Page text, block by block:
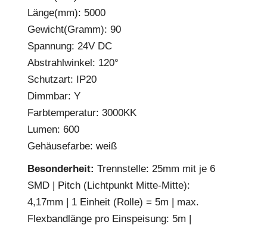
Länge(mm): 5000
Gewicht(Gramm): 90
Spannung: 24V DC
Abstrahlwinkel: 120°
Schutzart: IP20
Dimmbar: Y
Farbtemperatur: 3000KK
Lumen: 600
Gehäusefarbe: weiß
Besonderheit: Trennstelle: 25mm mit je 6
SMD | Pitch (Lichtpunkt Mitte-Mitte):
4,17mm | 1 Einheit (Rolle) = 5m | max.
Flexbandlänge pro Einspeisung: 5m |